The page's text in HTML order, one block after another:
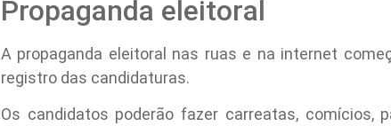
Propaganda eleitoral
A propaganda eleitoral nas ruas e na internet
registro das candidaturas.
Os candidatos poderão fazer carreatas, comícios,